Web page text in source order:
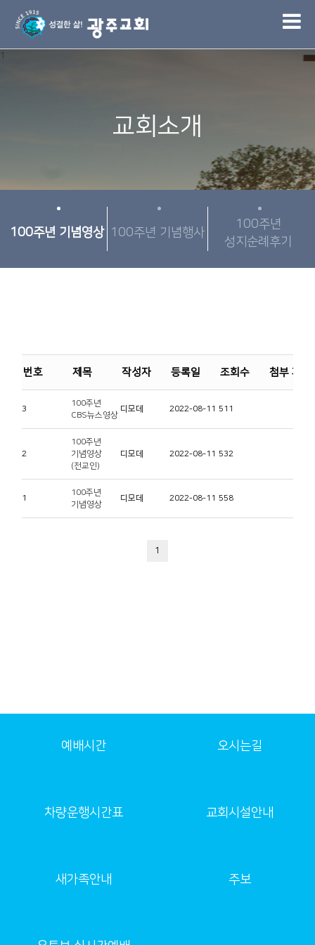
1
교회소개
100주년 기념영상 100주년 기념행사
100주년
성지순례후기
번호 제목 작성자 등록일 조회수 첨부 파일
3
100주년
CBS뉴스영상
디모데 2022-08-11 511
2
100주년
기념영상
(전교인)
디모데 2022-08-11 532
1
100주년
기념영상
디모데 2022-08-11 558
1
예배시간 오시는길
차량운행시간표 교회시설안내
새가족안내 주보